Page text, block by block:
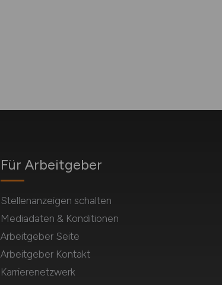
Für Arbeitgeber
Stellenanzeigen schalten
Mediadaten & Konditionen
Arbeitgeber Seite
Arbeitgeber Kontakt
Karrierenetzwerk